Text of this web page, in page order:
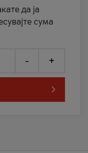
да ја
сума
- +